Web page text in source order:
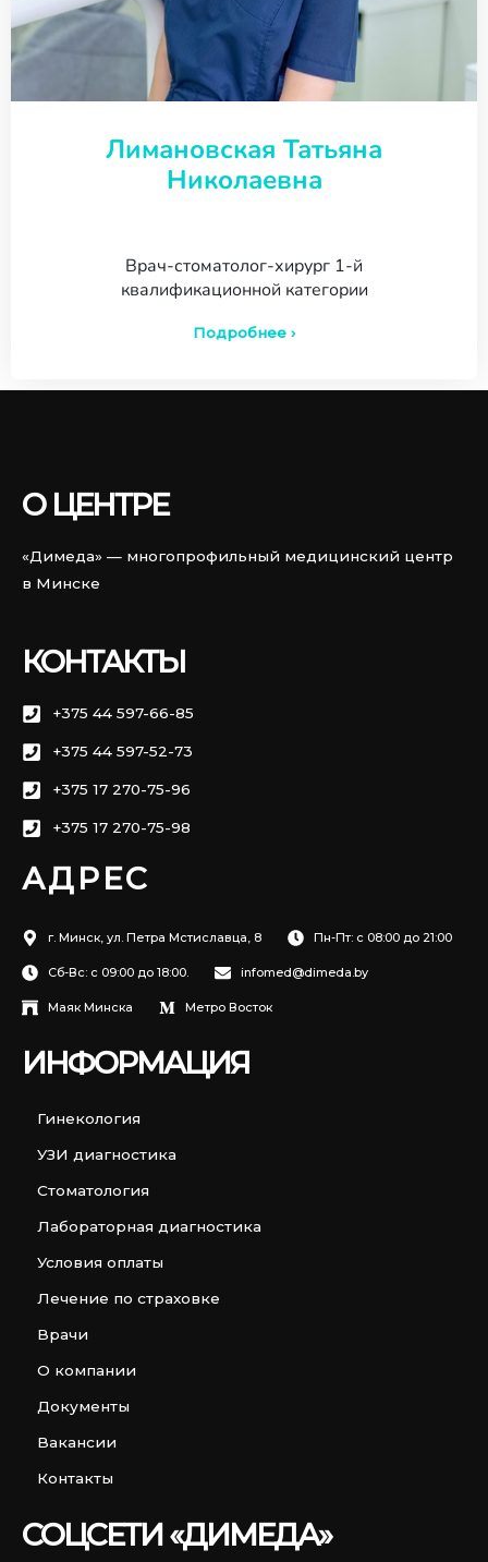
Лимановская Татьяна
Николаевна
Врач-стоматолог-хирург 1-й
квалификационной категории
Подробнее ›
О ЦЕНТРЕ
«Димеда» — многопрофильный медицинский центр
в Минске
КОНТАКТЫ
+375 44 597-66-85
+375 44 597-52-73
+375 17 270-75-96
+375 17 270-75-98
АДРЕС
г. Минск, ул. Петра Мстиславца, 8 Пн-Пт: с 08:00 до 21:00
Сб-Вс: с 09:00 до 18:00. infomed@dimeda.by
Маяк Минска Метро Восток
ИНФОРМАЦИЯ
Гинекология
УЗИ диагностика
Стоматология
Лабораторная диагностика
Условия оплаты
Лечение по страховке
Врачи
О компании
Документы
Вакансии
Контакты
СОЦСЕТИ «ДИМЕДА»